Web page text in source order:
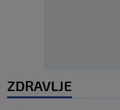
ZDRAVLJE